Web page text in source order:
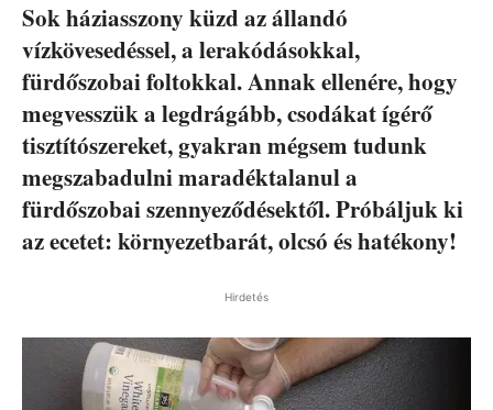
Sok háziasszony küzd az állandó
vízkövesedéssel, a lerakódásokkal,
fürdőszobai foltokkal. Annak ellenére, hogy
megvesszük a legdrágább, csodákat ígérő
tisztítószereket, gyakran mégsem tudunk
megszabadulni maradéktalanul a
fürdőszobai szennyeződésektől. Próbáljuk ki
az ecetet: környezetbarát, olcsó és hatékony!
Hirdetés